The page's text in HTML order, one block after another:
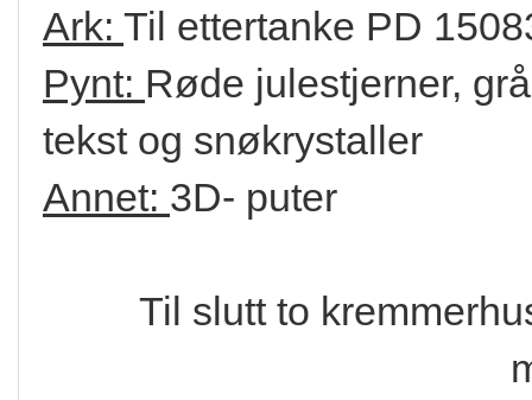
Ark: Til ettertanke PD
Pynt: Røde julestjerner,
tekst og snøkrystaller
Annet: 3D- puter
Til slutt to